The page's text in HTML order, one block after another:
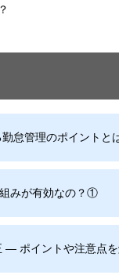
怠管理のポイントと
みが有効なの？①
― ポイントや注意点